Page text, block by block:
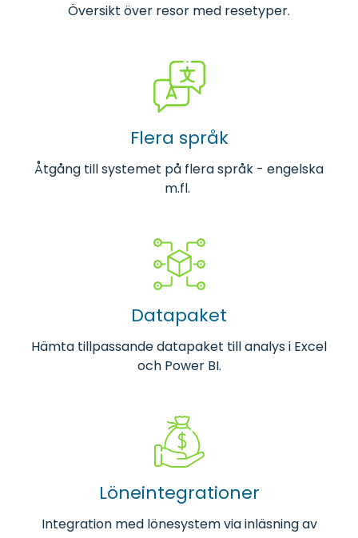
Översikt över resor med resetyper.
Flera språk
Åtgång till systemet på flera språk - engelska
m.fl.
Datapaket
Hämta tillpassande datapaket till analys i Excel
och Power BI.
Löneintegrationer
Integration med lönesystem via inläsning av